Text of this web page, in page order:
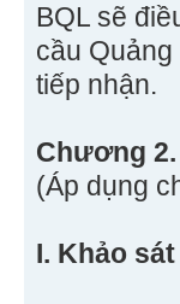
BQL sẽ
cầu
tiếp nhận.
Chương
(Áp dụng
I. Khảo sát